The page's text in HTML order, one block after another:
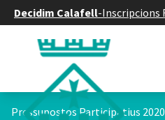
Decidim Calafell-Inscripcions
Pressupostos Participatius 2020